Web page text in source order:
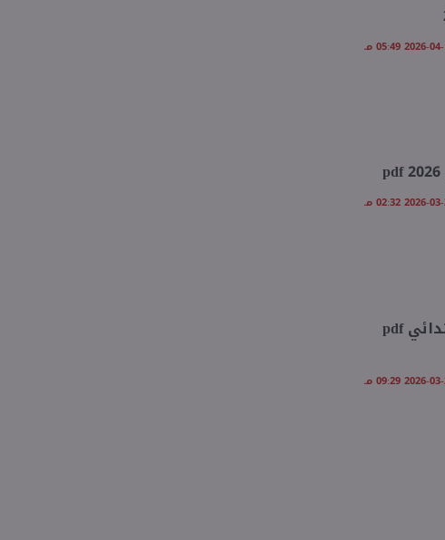
مراجعة شهر مارس تأسيس سليم علوم للصف الخامس الابتدائي pdf